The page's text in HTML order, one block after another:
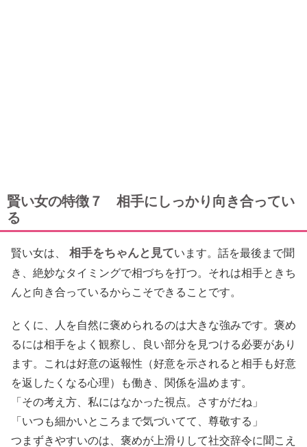
賢い女の特徴７ 相手にしっかり向き合ってい
る
賢い女は、 相手をちゃんと見ています。話を最後まで聞
き、絶妙なタイミングで相づちを打つ。それは相手ときち
んと向き合っているからこそできることです。
とくに、人を自然に褒められるのは大きな強みです。褒め
るには相手をよく観察し、良い部分を見つける必要があり
ます。これは好意の返報性（好意を示されると相手も好意
を返したくなる心理）も働き、関係を温めます。
「その考え方、私にはなかった視点。さすがだね」
「いつも細かいところまで気づいてて、尊敬する」
つまずきやすいのは、褒めが上滑りして社交辞令に聞こえ